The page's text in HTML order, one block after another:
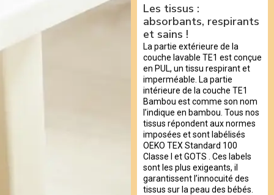
Les tissus :
absorbants, respirants
et sains !
La partie extérieure de la
couche lavable TE1 est conçue
en PUL, un tissu respirant et
imperméable. La partie
intérieure de la couche TE1
Bambou est comme son nom
l’indique en bambou. Tous nos
tissus répondent aux normes
imposées et sont labélisés
OEKO TEX Standard 100
Classe I et GOTS . Ces labels
sont les plus exigeants, il
garantissent l’innocuité des
tissus sur la peau des bébés.